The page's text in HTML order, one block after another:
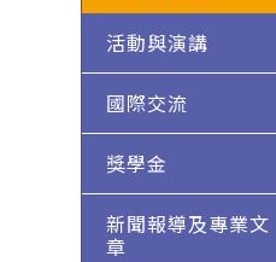
活動與演講
國際交流
獎學金
新聞報導及專業文
章